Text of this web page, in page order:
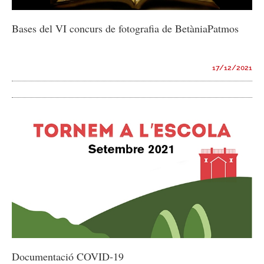
Bases del VI concurs de fotografia de BetàniaPatmos
17/12/2021
Documentació COVID-19